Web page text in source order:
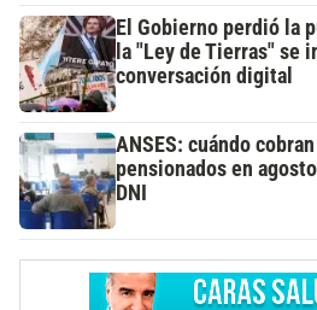
El Gobierno perdió la
la "Ley de Tierras" se
conversación digital
ANSES: cuándo
pensionados en
DNI